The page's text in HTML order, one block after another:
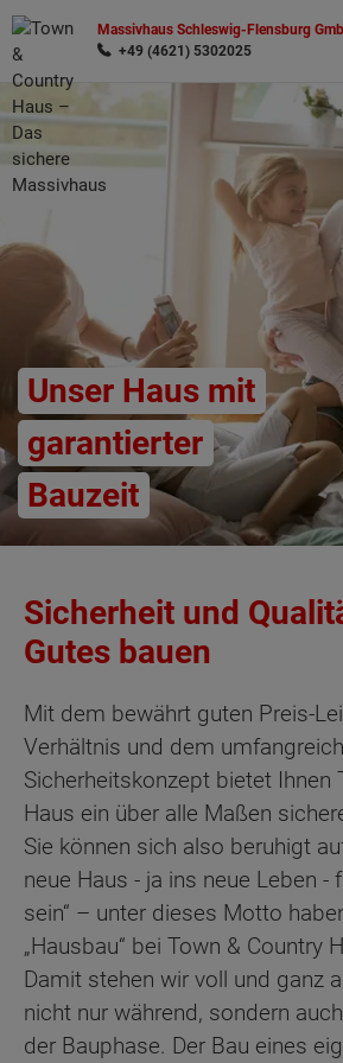
Massivhaus Schleswig-Flensburg
+49 (4621) 5302025
Unser Haus mit
garantierter
Bauzeit
Sicherheit und
Gutes bauen
Mit dem bewährt guten Preis-
Verhältnis und dem
Sicherheitskonzept bietet Ihnen
Haus ein über alle Maßen
Sie können sich also beruhigt
neue Haus - ja ins neue Leben -
sein“ – unter dieses Motto
„Hausbau“ bei Town & Country
Damit stehen wir voll und ganz
nicht nur während, sondern
der Bauphase. Der Bau eines
Wonach möchten Sie